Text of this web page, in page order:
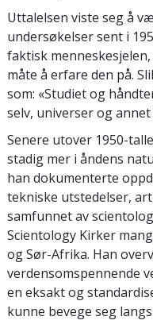
Uttalelsen viste seg å
undersøkelser sent i
faktisk
måte å erfare den på.
som: «Studiet og
selv, universer og annet
Senere utover 1950-
stadig mer i åndens
han dokumenterte
tekniske utstedelser,
samfunnet av
Scientology Kirker
og Sør-Afrika. Han
verdensomspennende
en eksakt og
kunne bevege seg